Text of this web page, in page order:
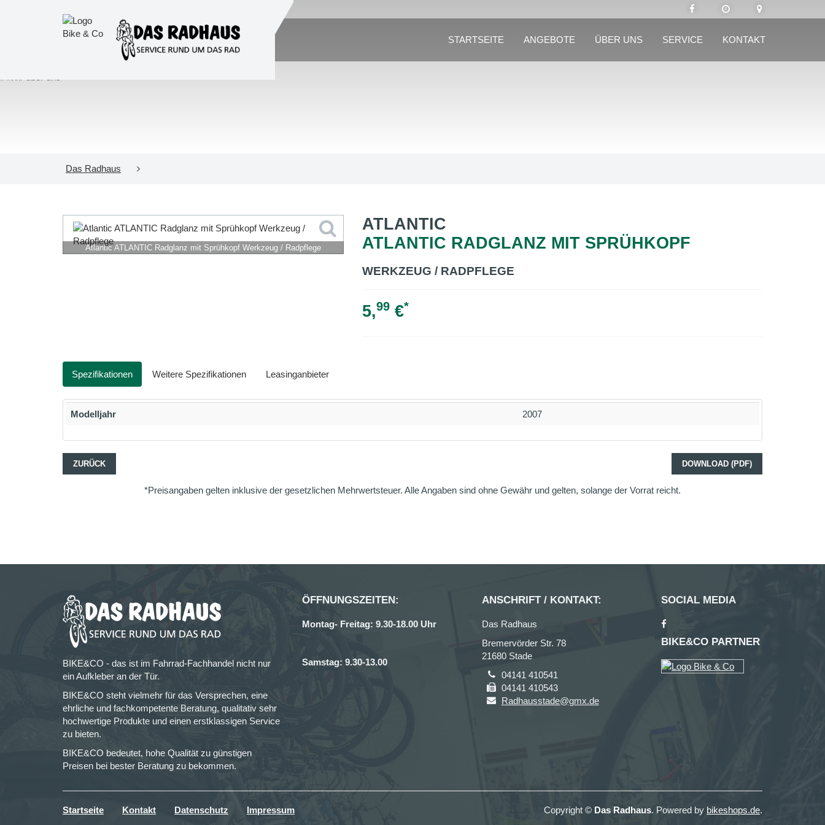
STARTSEITE ANGEBOTE ÜBER UNS SERVICE KONTAKT
Das Radhaus
Atlantic ATLANTIC Radglanz mit Sprühkopf Werkzeug / Radpflege
ATLANTIC
ATLANTIC RADGLANZ MIT SPRÜHKOPF
WERKZEUG / RADPFLEGE
5,99€*
Spezifikationen Weitere Spezifikationen Leasinganbieter
Modelljahr 2007
ZURÜCK DOWNLOAD (PDF)
*Preisangaben gelten inklusive der gesetzlichen Mehrwertsteuer. Alle Angaben sind ohne Gewähr und gelten, solange der Vorrat reicht.
BIKE&CO - das ist im Fahrrad-Fachhandel nicht nur
ein Aufkleber an der Tür.
BIKE&CO steht vielmehr für das Versprechen, eine
ehrliche und fachkompetente Beratung, qualitativ sehr
hochwertige Produkte und einen erstklassigen Service
zu bieten.
BIKE&CO bedeutet, hohe Qualität zu günstigen
Preisen bei bester Beratung zu bekommen.
ÖFFNUNGSZEITEN:
Montag- Freitag: 9.30-18.00 Uhr
Samstag: 9.30-13.00
ANSCHRIFT / KONTAKT:
Das Radhaus
Bremervörder Str. 78
21680 Stade
04141 410541
04141 410543
Radhausstade@gmx.de
SOCIAL MEDIA
BIKE&CO PARTNER
Startseite Kontakt Datenschutz Impressum Copyright © Das Radhaus. Powered by bikeshops.de.